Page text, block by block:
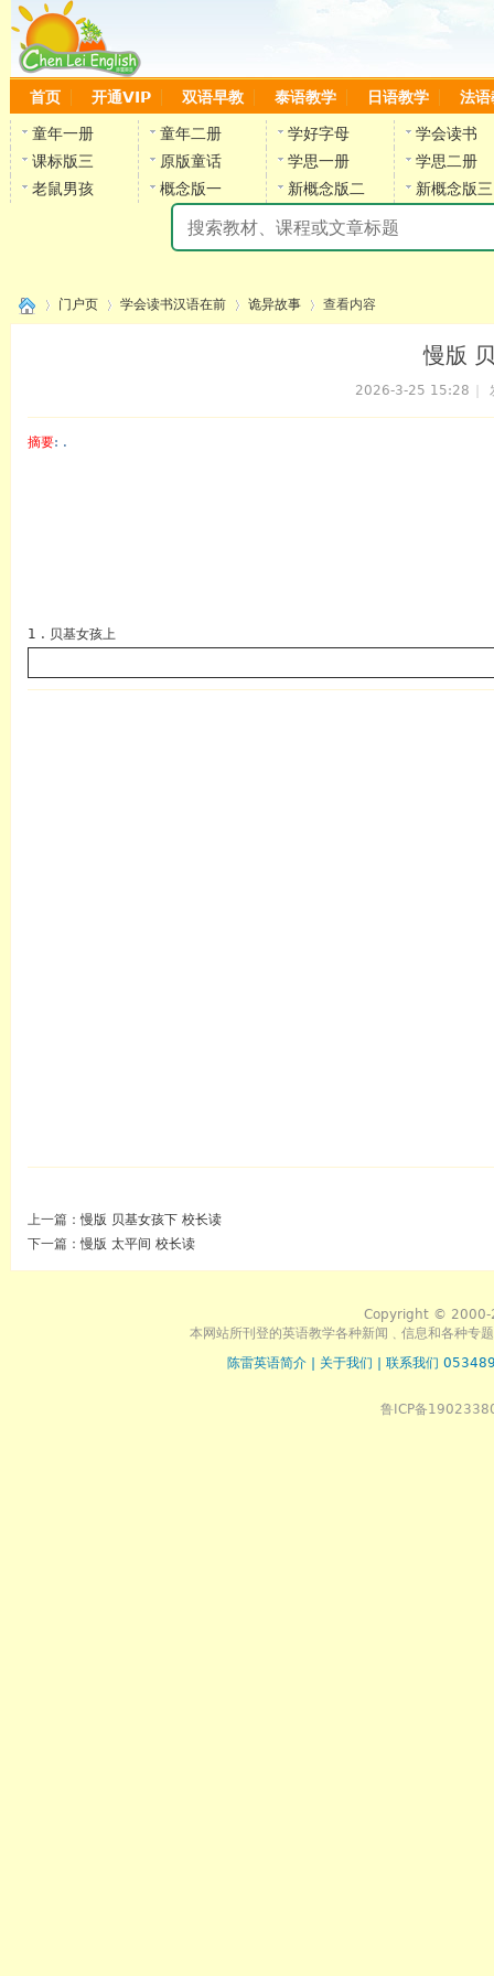
首页 开通VIP 双语早教 泰语教学 日语教学 法语
童年一册 童年二册 学好字母
学会读书
课标版三
原版童话 学思一册
学思二册
老鼠男孩
概念版一 新概念版二 新概念版三
门户页 学会读书汉语在前 诡异故事 查看内容
慢版
2026-3-25 15:28
摘要: .
1 . 贝基女孩上
上一篇：慢版 贝基女孩下 校长读
下一篇：慢版 太平间 校长读
Copyright © 2000-
本网站所刊登的英语教学各种新闻﹑信息和各种专
陈雷英语简介
关于我们 联系我们
鲁ICP备